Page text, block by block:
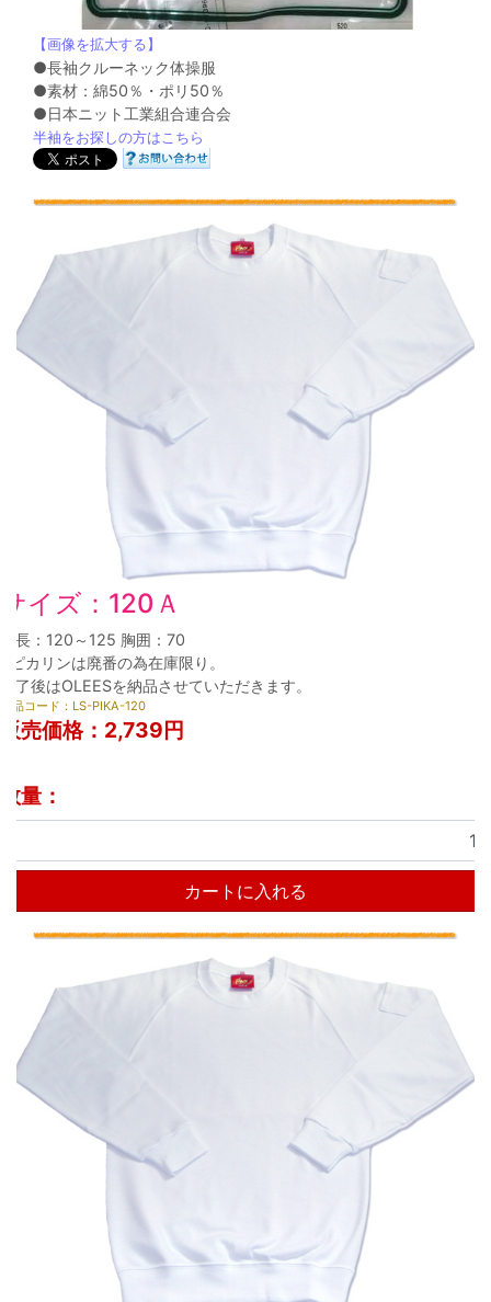
【画像を拡大する】
●長袖クルーネック体操服
●素材：綿50％・ポリ50％
●日本ニット工業組合連合会
半袖をお探しの方はこちら
サイズ：120Ａ
身長：120～125 胸囲：70
※ピカリンは廃番の為在庫限り。
終了後はOLEESを納品させていただきます。
商品コード：LS-PIKA-120
販売価格： 2,739円
数量：
カートに入れる